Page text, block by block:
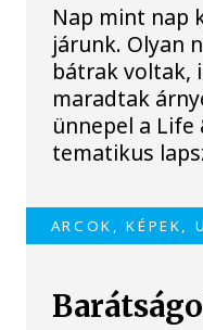
Nap mint nap
járunk. Olyan
bátrak voltak,
maradtak
ünnepel a Life
tematikus
ARCOK, KÉPEK,